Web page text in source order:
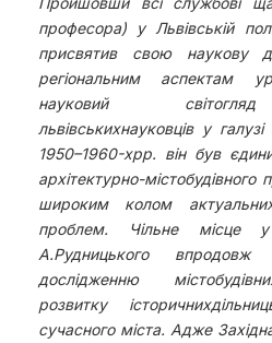
професора) у Львівській
присвятив свою наукову
регіональним аспектам
науковий світогляд
львівськихнауковців у
1950–1960-хрр. він був
архітектурно-
широким колом
проблем. Чільне місце у
А.Рудницького
дослідженню
розвитку
сучасного міста. Адже